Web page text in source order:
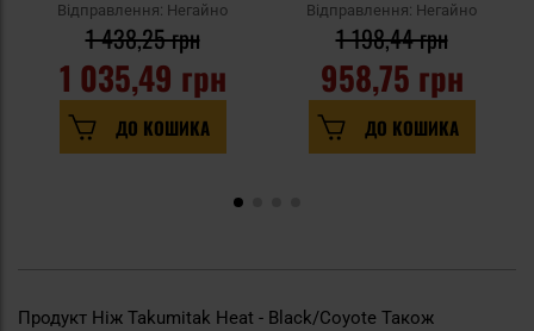
Відправлення: Негайно
1 035,49 грн
1 438,25 грн
ДО КОШИКА
Відправлення: Негайно
958,75 грн
1 198,44 грн
ДО КОШИКА
Продукт Ніж Takumitak Heat - Black/Coyote Також